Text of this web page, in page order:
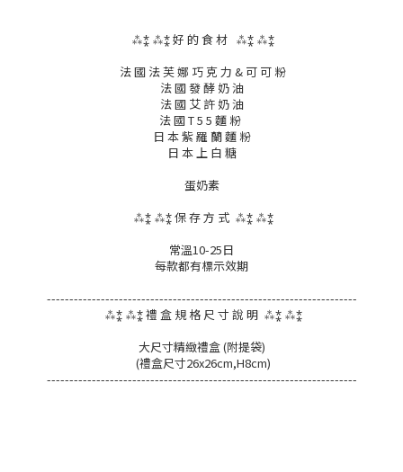
⁂⁑ ⁂⁑ 好 的 食 材 ⁂⁑ ⁂⁑
法 國 法 芙 娜 巧 克 力 & 可 可 粉
法 國 發 酵 奶 油
法 國 艾 許 奶 油
法 國 T 5 5 麵 粉
日 本 紫 羅 蘭 麵 粉
日 本 上 白 糖
蛋奶素
⁂⁑ ⁂⁑ 保 存 方 式 ⁂⁑ ⁂⁑
常溫10-25日
每款都有標示效期
---------------------------------------------------------------------
⁂⁑ ⁂⁑ 禮 盒 規 格 尺 寸 說 明 ⁂⁑ ⁂⁑
大尺寸精緻禮盒 (附提袋)
(禮盒尺寸26x26cm,H8cm)
---------------------------------------------------------------------